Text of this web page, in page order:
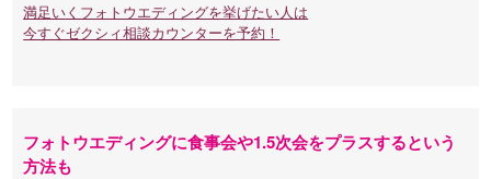
満足いくフォトウエディングを挙げたい人は
今すぐゼクシィ相談カウンターを予約！
フォトウエディングに食事会や1.5次会をプラスするという
方法も